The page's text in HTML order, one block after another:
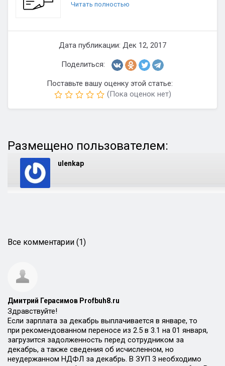
Читать полностью
Дата публикации: Дек 12, 2017
Поделиться:
Поставьте вашу оценку этой статье:
(Пока оценок нет)
Размещено пользователем:
ulenkap
Все комментарии (1)
Дмитрий Герасимов Profbuh8.ru
Здравствуйте!
Если зарплата за декабрь выплачивается в январе, то
при рекомендованном переносе из 2.5 в 3.1 на 01 января,
загрузится задолженность перед сотрудником за
декабрь, а также сведения об исчисленном, но
неудержанном НДФЛ за декабрь. В ЗУП 3 необходимо